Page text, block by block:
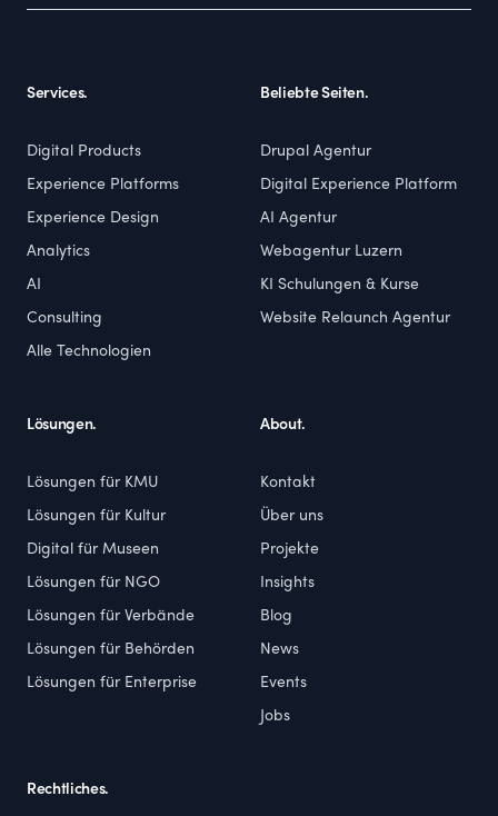
Services.
Digital Products
Experience Platforms
Experience Design
Analytics
AI
Consulting
Alle Technologien
Beliebte Seiten.
Drupal Agentur
Digital Experience Platform
AI Agentur
Webagentur Luzern
KI Schulungen & Kurse
Website Relaunch Agentur
Lösungen.
Lösungen für KMU
Lösungen für Kultur
Digital für Museen
Lösungen für NGO
Lösungen für Verbände
Lösungen für Behörden
Lösungen für Enterprise
About.
Kontakt
Über uns
Projekte
Insights
Blog
News
Events
Jobs
Rechtliches.